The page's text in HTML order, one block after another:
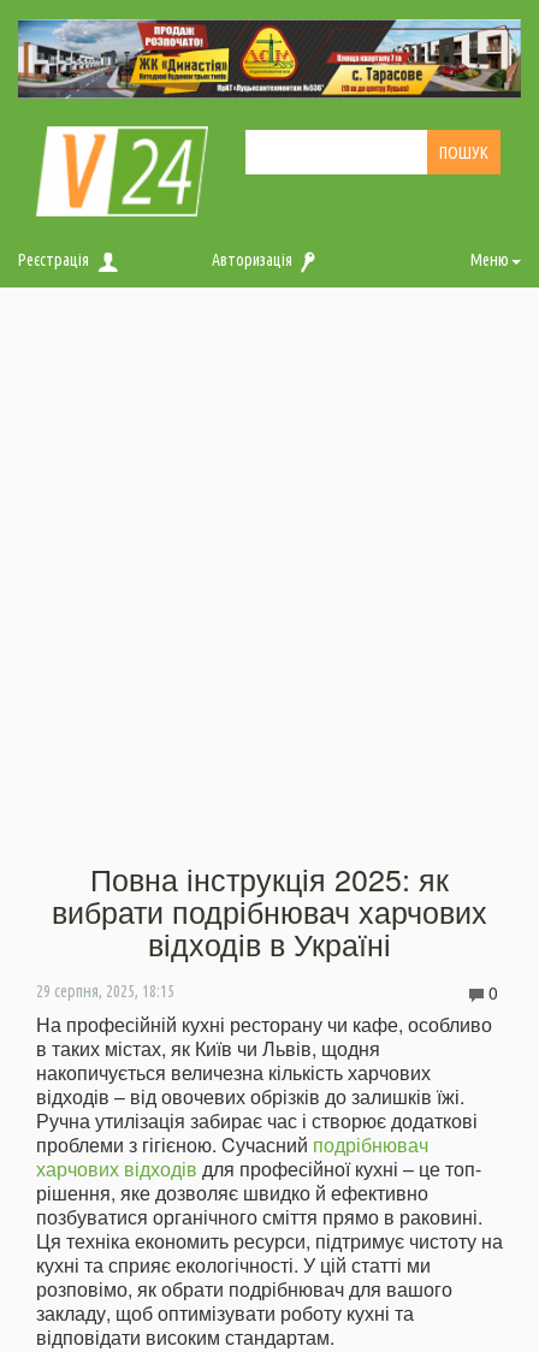
Реєстрація Авторизація Меню
Повна інструкція 2025: як
вибрати подрібнювач харчових
відходів в Україні
29 серпня, 2025, 18:15 0
На професійній кухні ресторану чи кафе, особливо
в таких містах, як Київ чи Львів, щодня
накопичується величезна кількість харчових
відходів – від овочевих обрізків до залишків їжі.
Ручна утилізація забирає час і створює додаткові
проблеми з гігієною. Cучасний подрібнювач
харчових відходів для професійної кухні – це топ-
рішення, яке дозволяє швидко й ефективно
позбуватися органічного сміття прямо в раковині.
Ця техніка економить ресурси, підтримує чистоту на
кухні та сприяє екологічності. У цій статті ми
розповімо, як обрати подрібнювач для вашого
закладу, щоб оптимізувати роботу кухні та
відповідати високим стандартам.